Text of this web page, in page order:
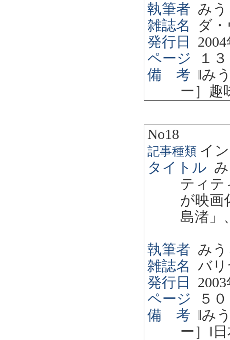
執筆者 み
雑誌名
ダ
発行日
2004
ページ
１３
備 考 ‖み
ー］趣
No18
記事種類 イ
タイトル
ティ
が映画
島渚」
執筆者 み
雑誌名 バ
発行日
2003
ページ
５
備 考 ‖み
ー］ ‖